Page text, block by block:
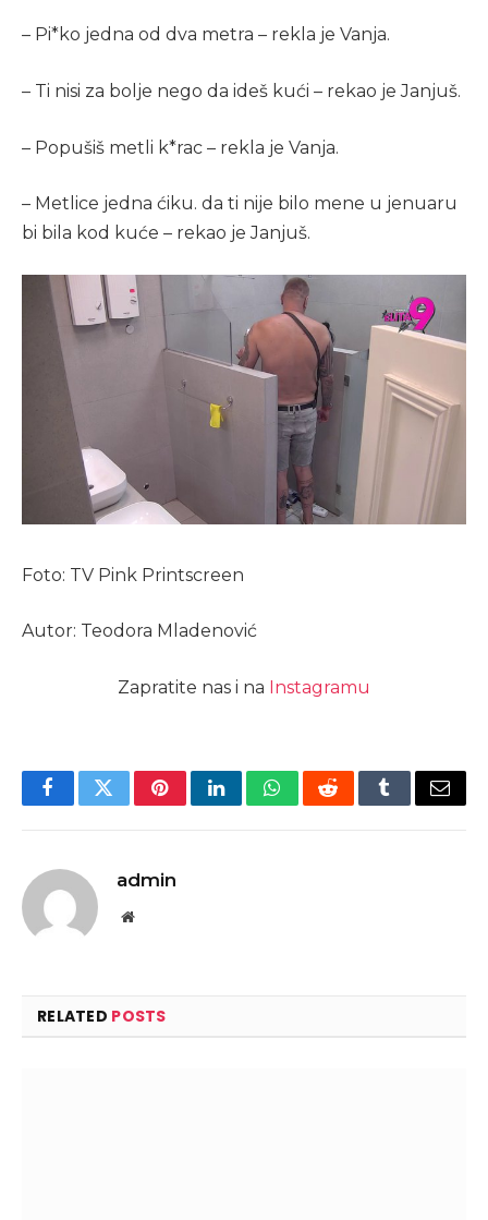
– Pi*ko jedna od dva metra – rekla je Vanja.
– Ti nisi za bolje nego da ideš kući – rekao je Janjuš.
– Popušiš metli k*rac – rekla je Vanja.
– Metlice jedna ćiku. da ti nije bilo mene u jenuaru
bi bila kod kuće – rekao je Janjuš.
Foto: TV Pink Printscreen
Autor: Teodora Mladenović
Zapratite nas i na Instagramu
FacebookTwitterPinterestLinkedInWhatsAppRedditTumblrEmail
admin
Website
RELATED POSTS